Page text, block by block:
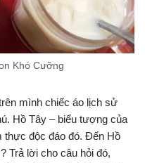
Khó Cưỡng
mình chiếc áo lịch sử
Hồ Tây – biểu tượng của
thực độc đáo đó. Đến Hồ
Trả lời cho câu hỏi đó,